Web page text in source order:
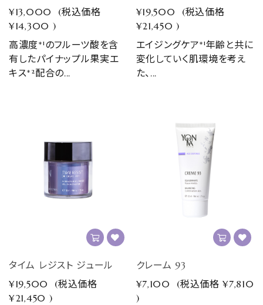
¥13,000
(税込価格
¥14,300 )
高濃度*¹のフルーツ酸を含
有したパイナップル果実エ
キス*²配合の...
¥19,500
(税込価格
¥21,450 )
エイジングケア*¹年齢と共に
変化していく肌環境を考え
た、...
タイム レジスト ジュール
¥19,500
(税込価格
¥21,450 )
クレーム 93
¥7,100
(税込価格 ¥7,810
)